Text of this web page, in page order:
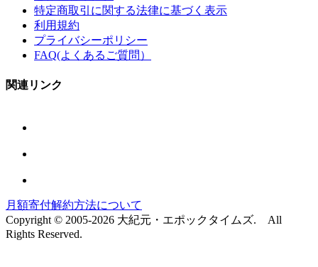
特定商取引に関する法律に基づく表示
利用規約
プライバシーポリシー
FAQ(よくあるご質問）
関連リンク
月額寄付解約方法について
Copyright © 2005-2026 大紀元・エポックタイムズ. All
Rights Reserved.